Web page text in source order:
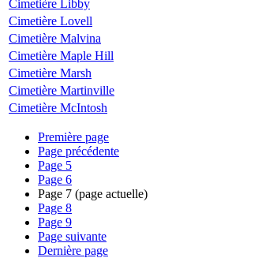
Cimetière Libby
Cimetière Lovell
Cimetière Malvina
Cimetière Maple Hill
Cimetière Marsh
Cimetière Martinville
Cimetière McIntosh
Première page
Page précédente
Page 5
Page 6
Page 7 (page actuelle)
Page 8
Page 9
Page suivante
Dernière page